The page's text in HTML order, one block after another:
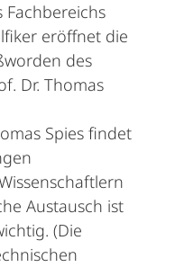
Fachbereichs
eröffnet die
des
Dr. Thomas
Spies findet
Austausch ist
(Die